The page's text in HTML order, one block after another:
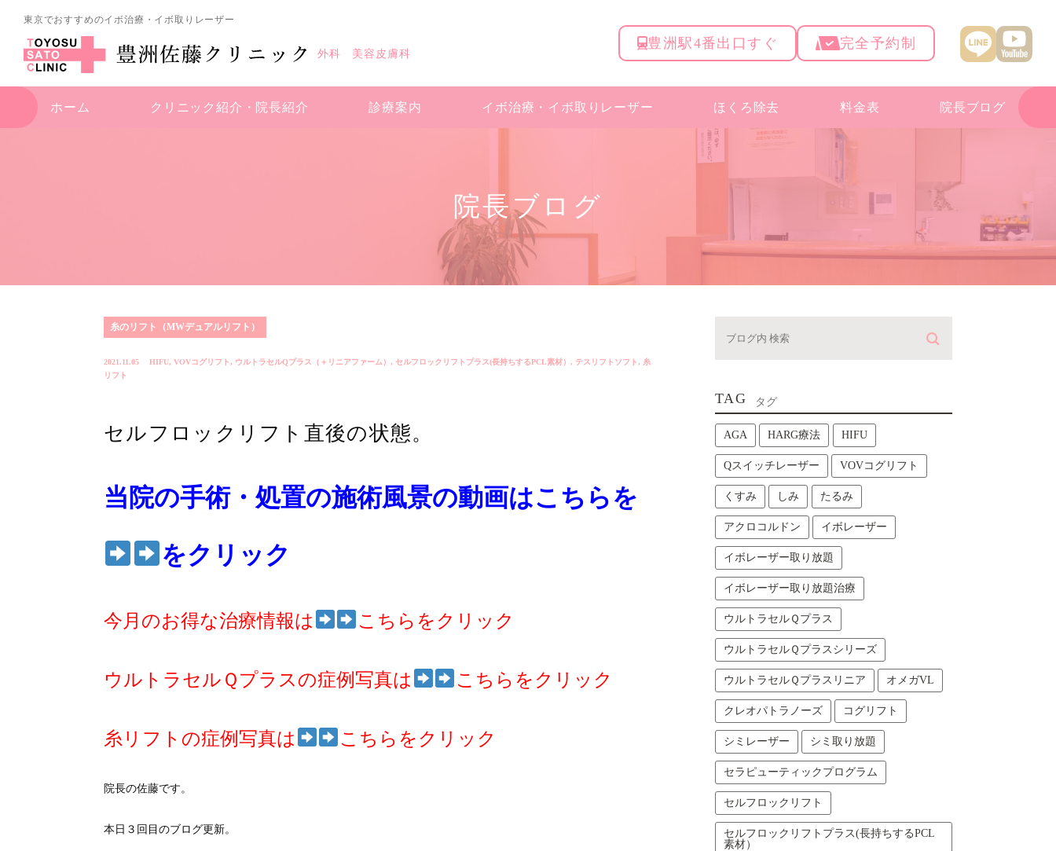
東京でおすすめのイボ治療・イボ取りレーザー
外科 美容皮膚科
豊洲駅4番出口すぐ 完全予約制
ホーム クリニック紹介・ 院長紹介 診療案内 イボ治療・ イボ取りレーザー ほくろ除去 料金表 院長ブログ
院長ブログ
糸のリフト（MWデュアルリフト）
2021.11.05 HIFU, VOVコグリフト, ウルトラセルQプラス（＋リニアファーム） , セルフロックリフトプラス(長持ちするPCL素材） , テスリフトソフト, 糸
リフト
セルフロックリフト直後の状態。
当院の手術・処置の施術風景の動画はこちらを
をクリック
今月のお得な治療情報は こちらをクリック
ウルトラセルＱプラスの症例写真は こちらをクリック
糸リフトの症例写真は こちらをクリック
院長の佐藤です。
本日３回目のブログ更新。
TAG タグ
AGA HARG療法 HIFU
Qスイッチレーザー VOVコグリフト
くすみ しみ たるみ
アクロコルドン イボレーザー
イボレーザー取り放題
イボレーザー取り放題治療
ウルトラセルＱプラス
ウルトラセルＱプラスシリーズ
ウルトラセルＱプラスリニア オメガVL
クレオパトラノーズ コグリフト
シミレーザー シミ取り放題
セラピューティックプログラム
セルフロックリフト
セルフロックリフトプラス(長持ちするPCL
素材）